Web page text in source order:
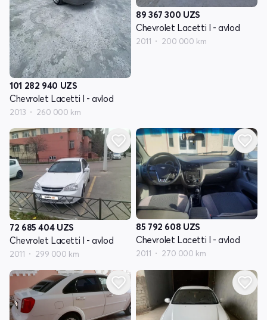
101 282 940 UZS
Chevrolet Lacetti I - avlod
2013 260 000 km
89 367 300 UZS
Chevrolet Lacetti I - avlod
2011 200 000 km
72 685 404 UZS
Chevrolet Lacetti I - avlod
2011 299 000 km
85 792 608 UZS
Chevrolet Lacetti I - avlod
2011 270 000 km